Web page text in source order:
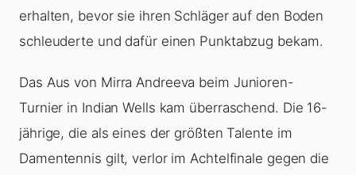
erhalten, bevor sie ihren Schläger auf den Boden
schleuderte und dafür einen Punktabzug bekam.
Das Aus von Mirra Andreeva beim Junioren-
Turnier in Indian Wells kam überraschend. Die 16-
jährige, die als eines der größten Talente im
Damentennis gilt, verlor im Achtelfinale gegen die